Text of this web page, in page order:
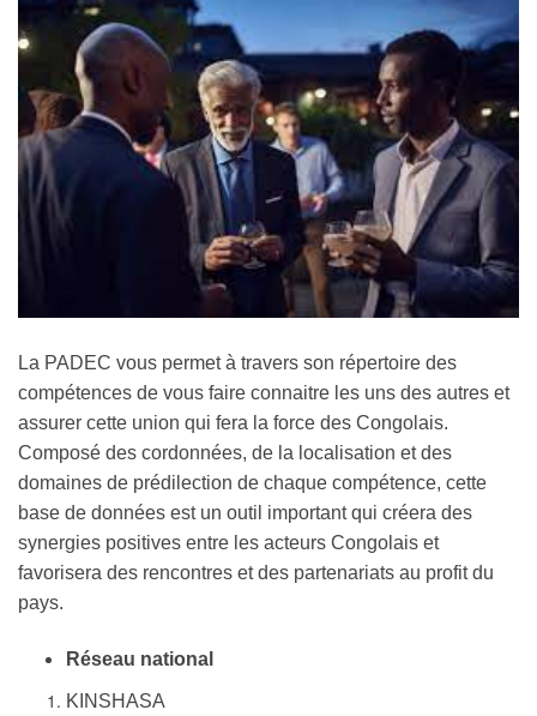
La PADEC vous permet à travers son répertoire des
compétences de vous faire connaitre les uns des autres et
assurer cette union qui fera la force des Congolais.
Composé des cordonnées, de la localisation et des
domaines de prédilection de chaque compétence, cette
base de données est un outil important qui créera des
synergies positives entre les acteurs Congolais et
favorisera des rencontres et des partenariats au profit du
pays.
Réseau national
KINSHASA